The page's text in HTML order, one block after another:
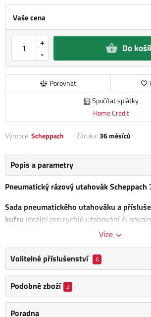
Vaše cena
-
+ Do
Porovnat
Spočítat splátky
Home Credit
Výrobce:Scheppach Záruka:36 měsíců
Popis a parametry
Pneumatický rázový utahovák
Sada pneumatického utahováku a
kufru ideální pro rychlé utahování či
spojů, výměně kol, spojování ocelových i
Otáčky: 7000 ot./min.
Průměrná spotřeba vzduchu: 141 l/
Upínací čtyřhran: 1/2"
Max. průměr šroubu: 14
Komfortní jednoruční přepínání
Více
Volitelné příslušenství 6
Podobné zboží 2
Poradna